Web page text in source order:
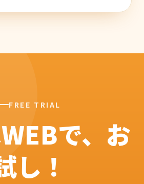
FREE TRIAL
で、お
し！